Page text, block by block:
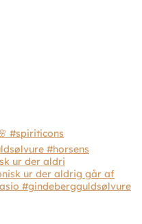
ur der aldri